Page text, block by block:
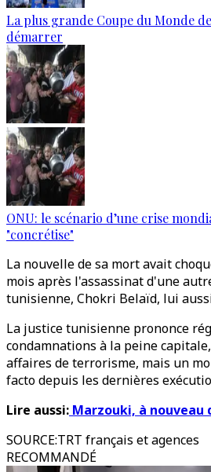
La plus grande Coupe du Monde
démarrer
ONU: le scénario d’une crise
"concrétise"
La nouvelle de sa mort avait
mois après l'assassinat d'une
tunisienne, Chokri Belaïd, lui
La justice tunisienne prononce
condamnations à la peine
affaires de terrorisme, mais un
facto depuis les dernières
Lire aussi: Marzouki, à
SOURCE:TRT français et agences
RECOMMANDÉ